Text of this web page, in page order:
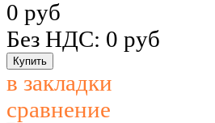
0 руб
Без НДС: 0 руб
в закладки
сравнение